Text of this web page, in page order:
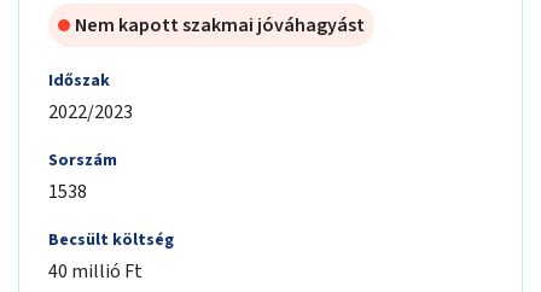
Nem kapott szakmai jóváhagyást
Időszak
2022/2023
Sorszám
1538
Becsült költség
40 millió Ft